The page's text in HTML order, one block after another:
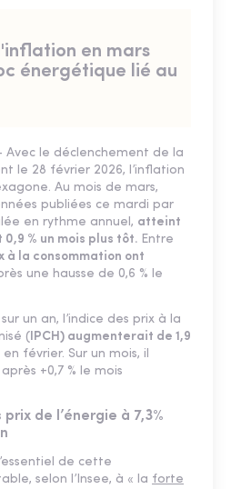
en mars
énergétique lié au
le déclenchement de la
le 28 février 2026, l’inflation
Au mois de mars,
publiées ce mardi par
en rythme annuel, atteint
% un mois plus tôt. Entre
à la consommation ont
une hausse de 0,6 % le
un an, l’indice des prix à la
(IPCH) augmenterait de 1,9
en février. Sur un mois, il
+0,7 % le mois
de l’énergie à 7,3%
de cette
selon l’Insee, à « la forte